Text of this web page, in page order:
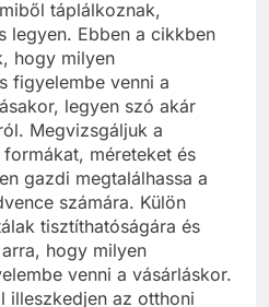
táplálkoznak,
legyen. Ebben a cikkben
hogy milyen
figyelembe venni a
legyen szó akár
Megvizsgáljuk a
méreteket és
gazdi megtalálhassa a
számára. Külön
tisztíthatóságára és
hogy milyen
venni a vásárláskor.
illeszkedjen az otthoni